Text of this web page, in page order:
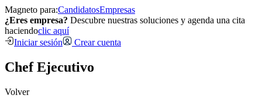
Magneto para:CandidatosEmpresas
¿Eres empresa? Descubre nuestras soluciones y agenda una cita
haciendoclic aquí
Iniciar sesión
Crear cuenta
Chef Ejecutivo
Volver